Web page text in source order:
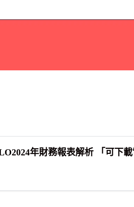
年財務報表解析 「可下